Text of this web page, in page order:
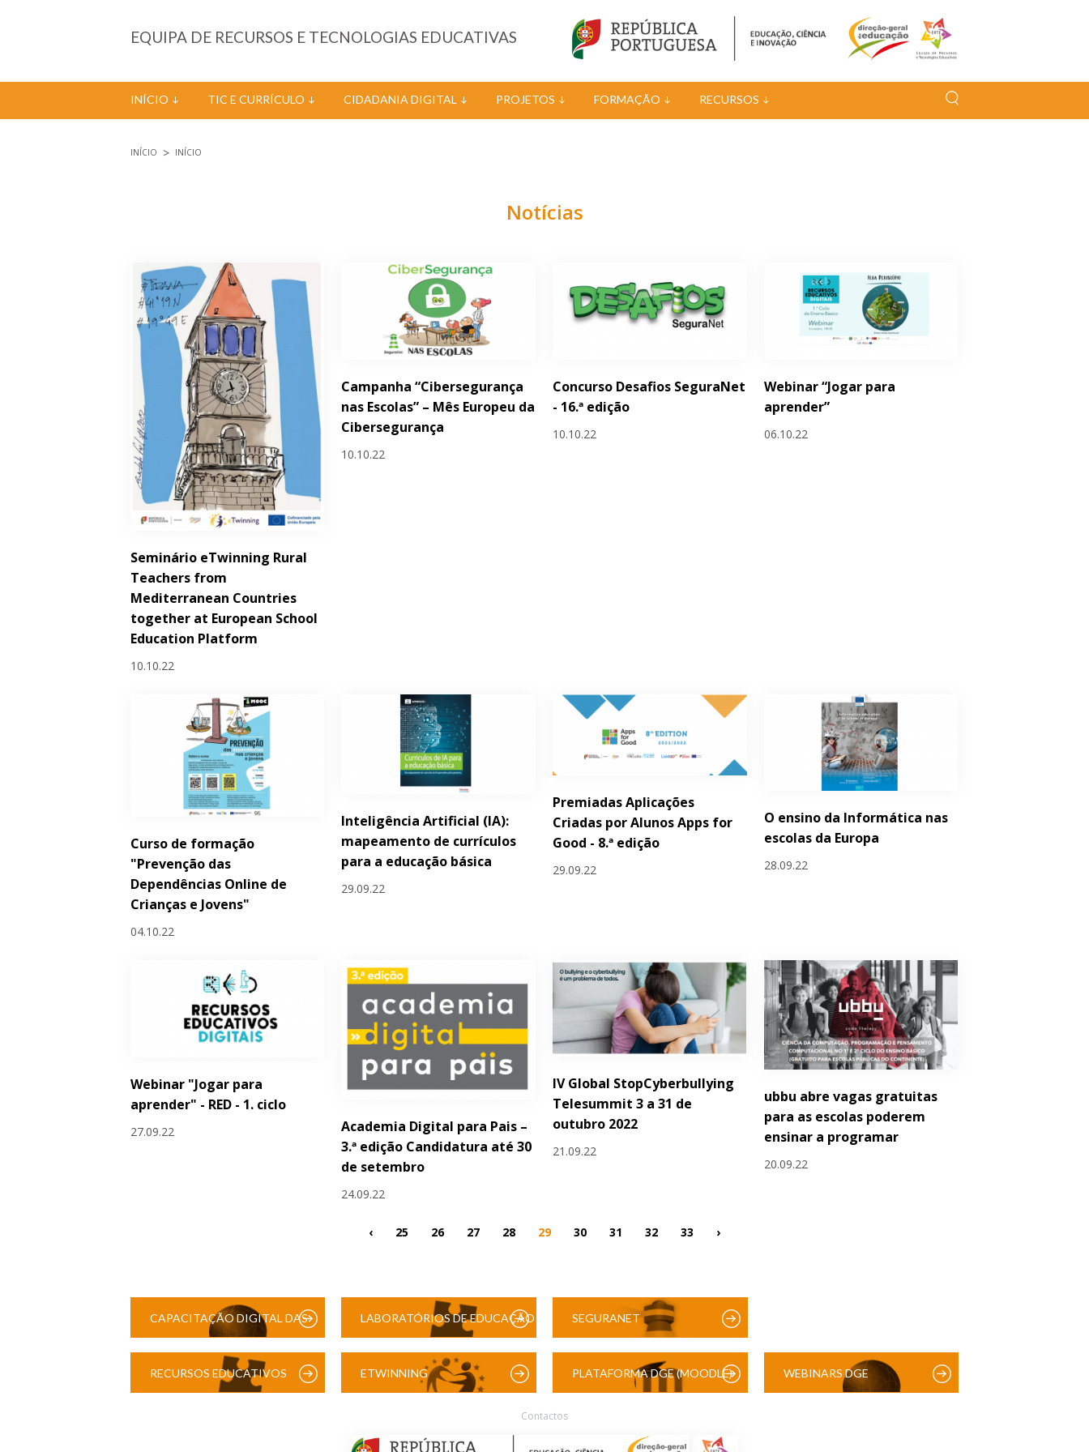
EQUIPA DE RECURSOS E TECNOLOGIAS EDUCATIVAS
INÍCIO TIC E CURRÍCULO CIDADANIA DIGITAL PROJETOS FORMAÇÃO RECURSOS
INÍCIO INÍCIO
Notícias
Seminário eTwinning Rural
Teachers from
Mediterranean Countries
together at European School
Education Platform
10.10.22
Campanha “Cibersegurança
nas Escolas” – Mês Europeu da
Cibersegurança
10.10.22
Concurso Desafios SeguraNet
- 16.ª edição
10.10.22
Webinar “Jogar para
aprender”
06.10.22
Curso de formação
"Prevenção das
Dependências Online de
Crianças e Jovens"
04.10.22
Inteligência Artificial (IA):
mapeamento de currículos
para a educação básica
29.09.22
Premiadas Aplicações
Criadas por Alunos Apps for
Good - 8.ª edição
29.09.22
O ensino da Informática nas
escolas da Europa
28.09.22
Webinar "Jogar para
aprender" - RED - 1. ciclo
27.09.22
Academia Digital para Pais –
3.ª edição Candidatura até 30
de setembro
24.09.22
IV Global StopCyberbullying
Telesummit 3 a 31 de
outubro 2022
21.09.22
ubbu abre vagas gratuitas
para as escolas poderem
ensinar a programar
20.09.22
Páginas
‹ 25 26 27 28 29 30 31 32 33 ›
CAPACITAÇÃO DIGITAL DAS LABORATÓRIOS DE EDUCAÇÃO SEGURANET
RECURSOS EDUCATIVOS ETWINNING PLATAFORMA DGE (MOODLE) WEBINARS DGE
Contactos